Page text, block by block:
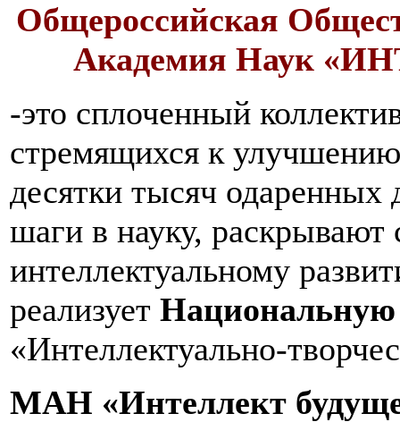
Общероссийская
Академия Наук
-это сплоченный
стремящихся к
десятки тысяч одаренных
шаги в науку, раскрывают
интеллектуальному
реализует Национальную
«Интеллектуально-
МАН «Интеллект